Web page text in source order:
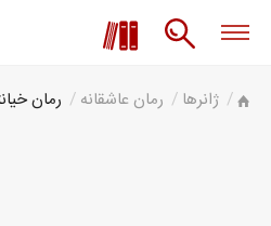
ژانرها رمان عاشقانه رمان